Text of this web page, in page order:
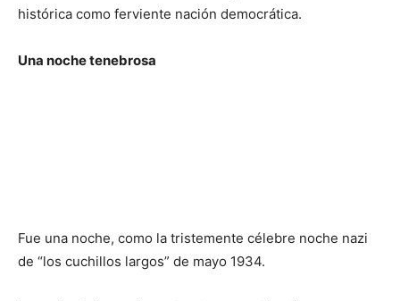
histórica como ferviente nación democrática.
Una noche tenebrosa
Fue una noche, como la tristemente célebre noche nazi
de “los cuchillos largos” de mayo 1934.